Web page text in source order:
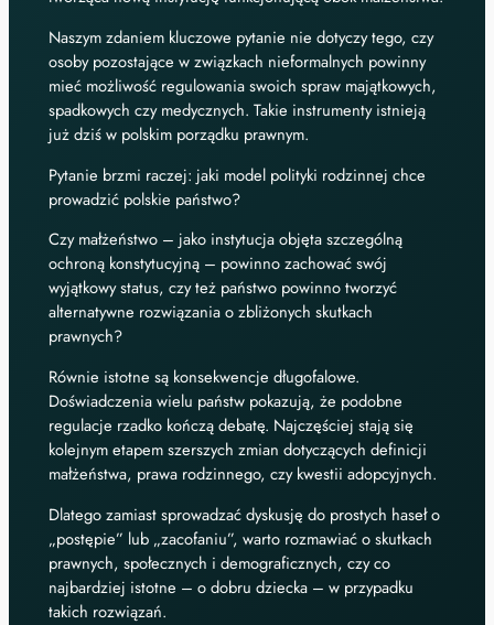
Naszym zdaniem kluczowe pytanie nie dotyczy tego, czy
osoby pozostające w związkach nieformalnych powinny
mieć możliwość regulowania swoich spraw majątkowych,
spadkowych czy medycznych. Takie instrumenty istnieją
już dziś w polskim porządku prawnym.
Pytanie brzmi raczej: jaki model polityki rodzinnej chce
prowadzić polskie państwo?
Czy małżeństwo – jako instytucja objęta szczególną
ochroną konstytucyjną – powinno zachować swój
wyjątkowy status, czy też państwo powinno tworzyć
alternatywne rozwiązania o zbliżonych skutkach
prawnych?
Równie istotne są konsekwencje długofalowe.
Doświadczenia wielu państw pokazują, że podobne
regulacje rzadko kończą debatę. Najczęściej stają się
kolejnym etapem szerszych zmian dotyczących definicji
małżeństwa, prawa rodzinnego, czy kwestii adopcyjnych.
Dlatego zamiast sprowadzać dyskusję do prostych haseł o
„postępie” lub „zacofaniu”, warto rozmawiać o skutkach
prawnych, społecznych i demograficznych, czy co
najbardziej istotne – o dobru dziecka – w przypadku
takich rozwiązań.